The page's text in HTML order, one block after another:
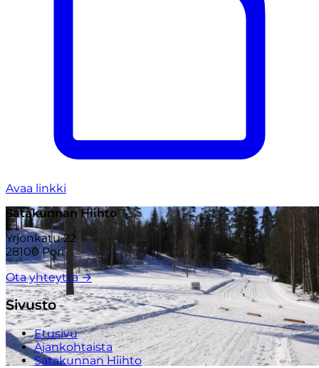
Avaa linkki
Satakunnan Hiihto
Yrjönkatu 22
28100 Pori
Ota yhteyttä →
Sivusto
Etusivu
Ajankohtaista
Satakunnan Hiihto